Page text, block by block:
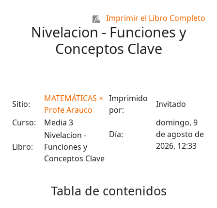
Imprimir el Libro Completo
Nivelacion - Funciones y
Conceptos Clave
Sitio:
MATEMÁTICAS ×
Profe Arauco
Curso:
Media 3
Libro:
Nivelacion -
Funciones y
Conceptos Clave
Imprimido
por:
Invitado
Día:
domingo, 9
de agosto de
2026, 12:33
Tabla de contenidos